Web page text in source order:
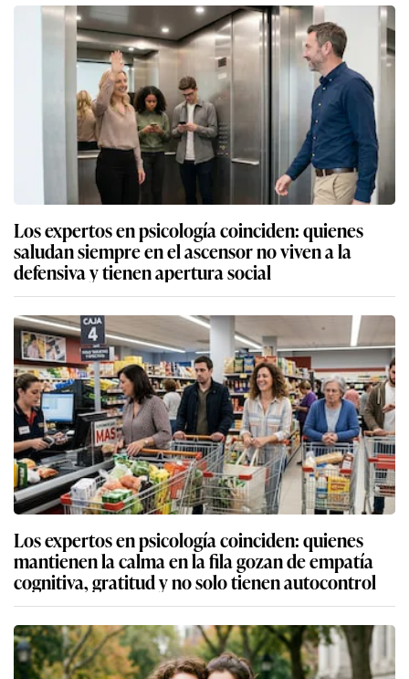
Los expertos en psicología coinciden: quienes
saludan siempre en el ascensor no viven a la
defensiva y tienen apertura social
Los expertos en psicología coinciden: quienes
mantienen la calma en la fila gozan de empatía
cognitiva, gratitud y no solo tienen autocontrol